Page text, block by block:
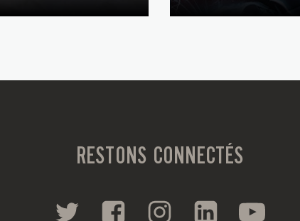
RESTONS CONNECTÉS